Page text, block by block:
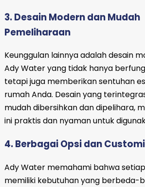
3. Desain Modern dan Mudah
Pemeliharaan
Keunggulan lainnya adalah desain
Ady Water yang tidak hanya
tetapi juga memberikan sentuhan
rumah Anda. Desain yang
mudah dibersihkan dan dipelihara,
ini praktis dan nyaman untuk
4. Berbagai Opsi dan
Ady Water memahami bahwa
memiliki kebutuhan yang berbeda-